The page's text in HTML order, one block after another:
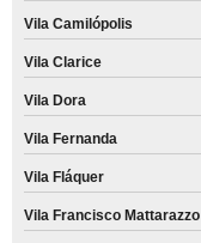
Vila Camilópolis
Vila Clarice
Vila Dora
Vila Fernanda
Vila Fláquer
Vila Francisco Mattarazzo